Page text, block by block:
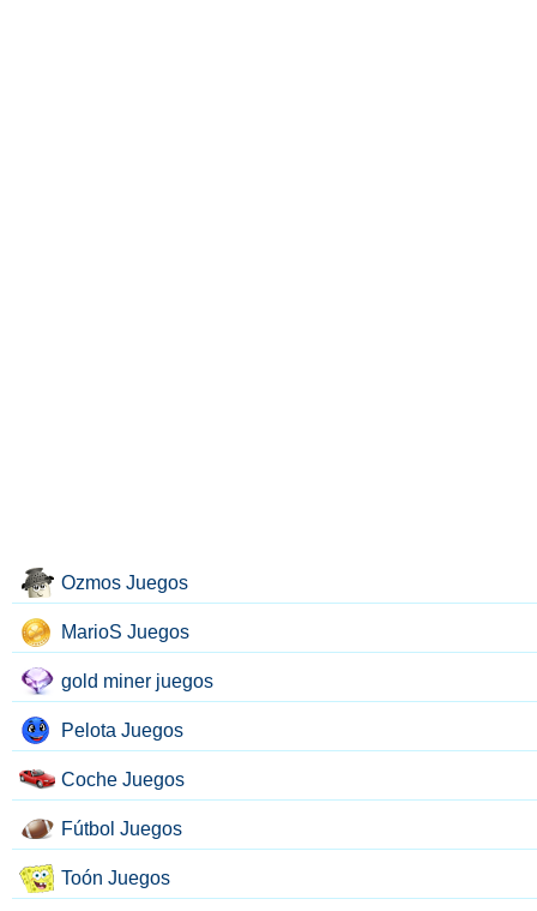
Ozmos Juegos
MarioS Juegos
gold miner juegos
Pelota Juegos
Coche Juegos
Fútbol Juegos
Toón Juegos